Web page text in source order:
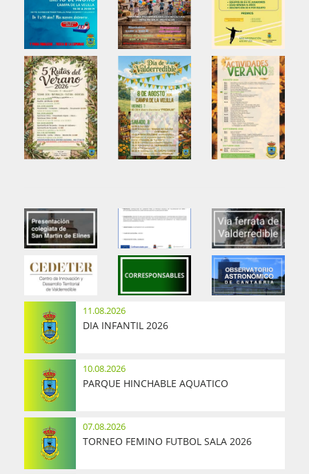
11.08.2026
DIA INFANTIL 2026
10.08.2026
PARQUE HINCHABLE AQUATICO
07.08.2026
TORNEO FEMINO FUTBOL SALA 2026